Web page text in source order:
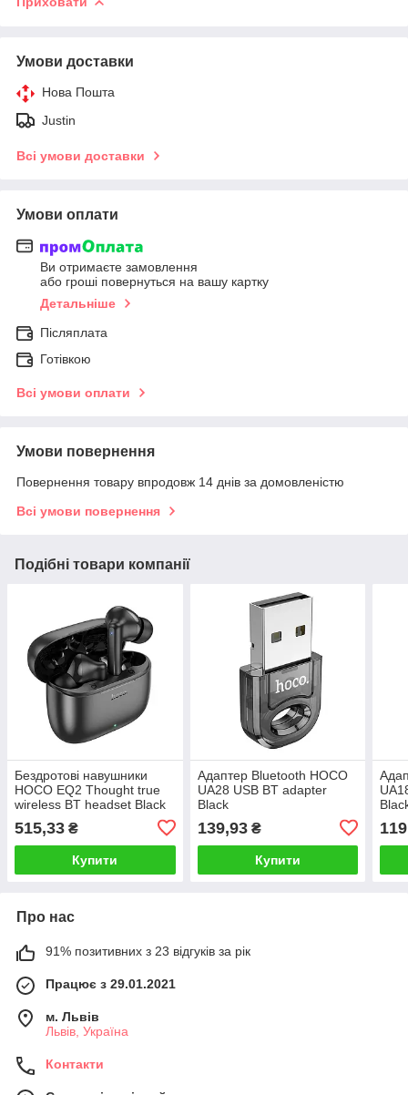
Умови доставки
Нова Пошта
Justin
Всі умови доставки
Умови оплати
Ви отримаєте замовлення
або гроші повернуться на вашу картку
Детальніше
Післяплата
Готівкою
Всі умови оплати
Умови повернення
Повернення товару впродовж 14 днів за домовленістю
Всі умови повернення
Подібні товари компанії
Бездротові навушники
HOCO EQ2 Thought true
wireless BT headset Black
515,33 ₴
Купити
Адаптер Bluetooth HOCO
UA28 USB BT adapter
Black
139,93₴
Купити
Про нас
91% позитивних з 23 відгуків за рік
Працює з 29.01.2021
м. Львів
Львів, Україна
Контакти